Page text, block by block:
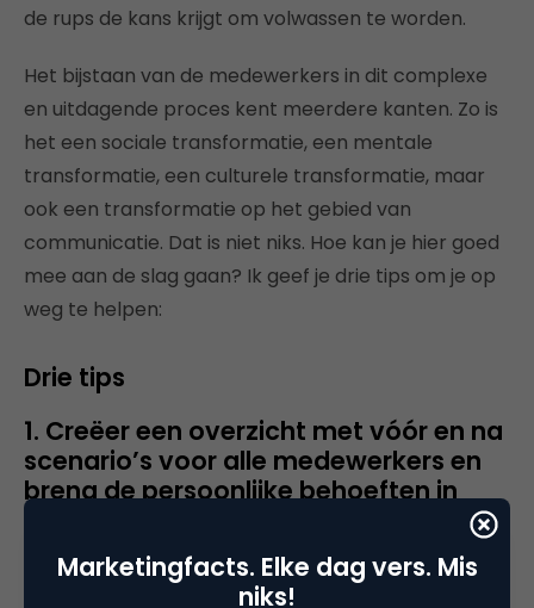
de rups de kans krijgt om volwassen te worden.
Het bijstaan van de medewerkers in dit complexe
en uitdagende proces kent meerdere kanten. Zo is
het een sociale transformatie, een mentale
transformatie, een culturele transformatie, maar
ook een transformatie op het gebied van
communicatie. Dat is niet niks. Hoe kan je hier goed
mee aan de slag gaan? Ik geef je drie tips om je op
weg te helpen:
Drie tips
1. Creëer een overzicht met vóór en na
scenario’s voor alle medewerkers en
breng de persoonlijke behoeften in
Het is essentieel medewerkers perspectief en een
Marketingfacts. Elke dag vers. Mis
niks!